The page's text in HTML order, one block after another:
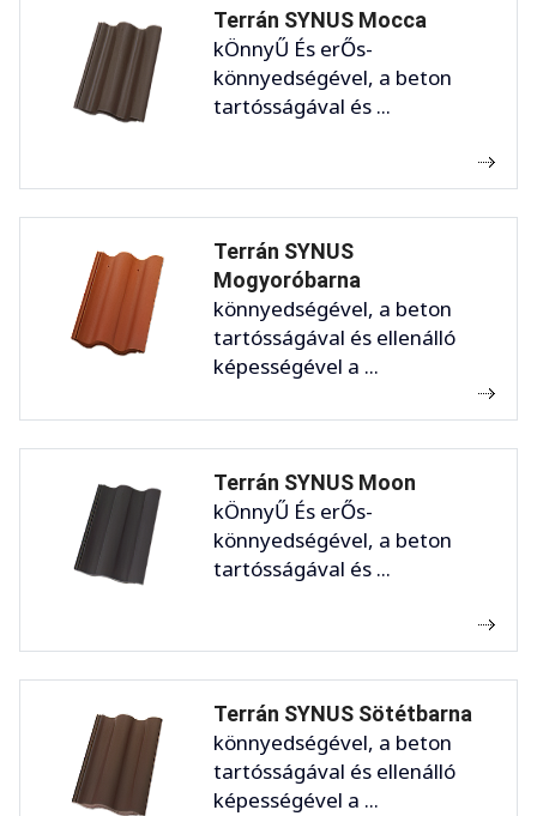
Terrán SYNUS Mocca
kÖnnyŰ És erŐs-
könnyedségével, a beton
tartósságával és ...
Terrán SYNUS
Mogyoróbarna
könnyedségével, a beton
tartósságával és ellenálló
képességével a ...
Terrán SYNUS Moon
kÖnnyŰ És erŐs-
könnyedségével, a beton
tartósságával és ...
Terrán SYNUS Sötétbarna
könnyedségével, a beton
tartósságával és ellenálló
képességével a ...